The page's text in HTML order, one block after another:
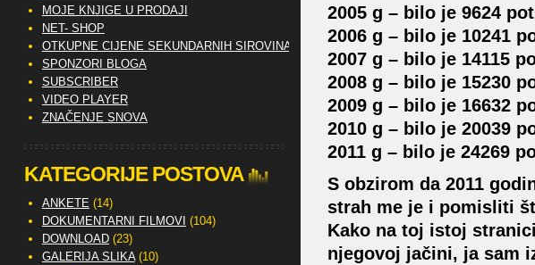
2005 g – bilo je 9624
2006 g – bilo je 10241
2007 g – bilo je 14115
2008 g – bilo je 15230
2009 g – bilo je 16632
2010 g – bilo je 20039
2011 g – bilo je 24269
S obzirom da 2011
strah me je i pomisliti
Kako na toj istoj
njegovoj jačini, ja sam
MOJE KNJIGE U PRODAJI
NET- SHOP
OTKUPNE CIJENE SEKUNDARNIH SIROVINA
SPONZORI BLOGA
SUBSCRIBER
VIDEO PLAYER
ZNAČENJE SNOVA
KATEGORIJE POSTOVA
ANKETE (14)
DOKUMENTARNI FILMOVI (104)
DOWNLOAD(23)
GALERIJA SLIKA(10)